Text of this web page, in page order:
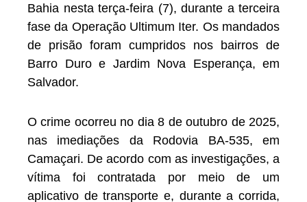
Bahia nesta terça-feira (7), durante a terceira
fase da Operação Ultimum Iter. Os mandados
de prisão foram cumpridos nos bairros de
Barro Duro e Jardim Nova Esperança, em
Salvador.
O crime ocorreu no dia 8 de outubro de 2025,
nas imediações da Rodovia BA-535, em
Camaçari. De acordo com as investigações, a
vítima foi contratada por meio de um
aplicativo de transporte e, durante a corrida,